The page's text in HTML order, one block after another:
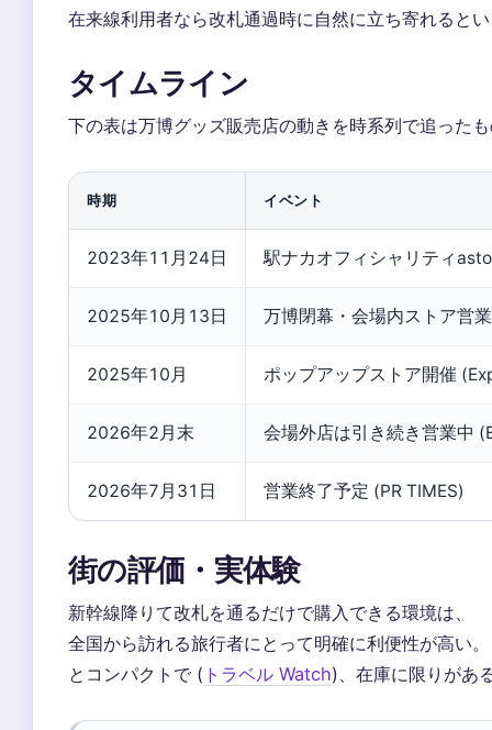
在来線利用者なら改札通過時に自然に立ち寄れると
タイムライン
下の表は万博グッズ販売店の動きを時系列で追った
時期 イベント
2023年11月24日 駅ナカオフィシャリティ
2025年10月13日 万博閉幕・会場内ストア営
2025年10月 ポップアップストア開催
2026年2月末 会場外店は引き続き営業中
2026年7月31日 営業終了予定 (PR TIMES)
街の評価・実体験
新幹線降りて改札を通るだけで購入できる環境は、
全国から訪れる旅行者にとって明確に利便性が高い
とコンパクトで ( トラベル Watch)、在庫に限りがあ